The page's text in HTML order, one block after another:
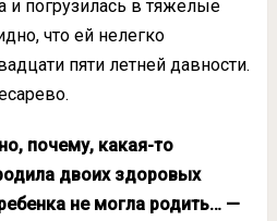
и погрузилась в тяжелые
что ей нелегко
пяти летней давности.
почему, какая-то
двоих здоровых
не могла родить… —